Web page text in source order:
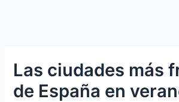
Las ciudades más
de España en